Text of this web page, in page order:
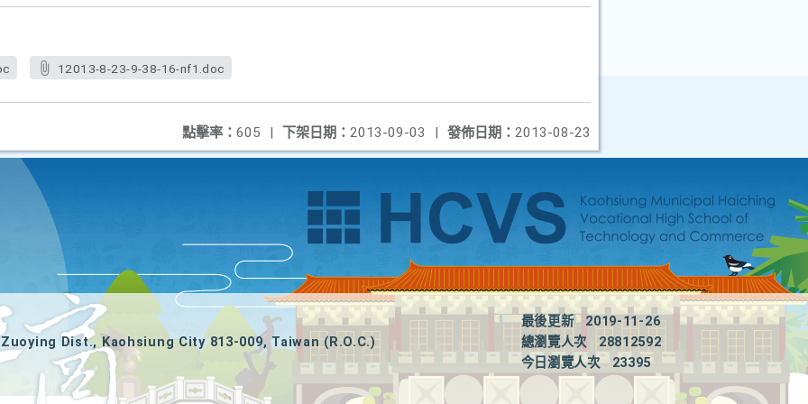
12013-8-23-9-38-16-nf1.doc
發佈日期： 2013-08-23
下架日期： 2013-09-03 |
點擊率： 605 |
Dist., Kaohsiung City 813-009, Taiwan (R.O.C.)
最後更新
2019-11-26
總瀏覽人次
28812592
今日瀏覽人次
23395